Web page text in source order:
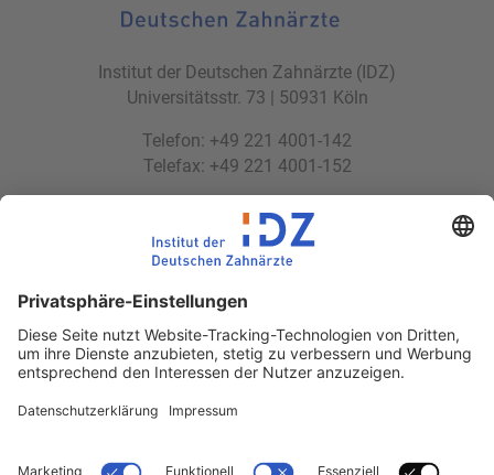
Institut der Deutschen Zahnärzte (IDZ)
Universitätsstr. 73 | 50931 Köln
Telefon: +49 221 4001-142
Telefax: +49 221 4001-152
idz(at)idz.institute
Web: www.idz.institute
Partnerseiten